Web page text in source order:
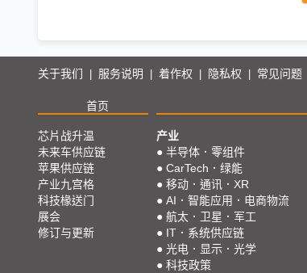
关于我们 服务说明 着作权 隐私权 常见问题
首页
芯片战升温
未来车供应链
苹果供应链
产业九宫格
科技椽送门
展会
修订与更新
产业
● 半导体．零组件
● CarTech．绿能
● 移动．通讯．XR
● AI．智能应用．电商物流
● 航太．卫星．军工
● IT．系统供应链
● 光电．显示．光学
● 科技政策